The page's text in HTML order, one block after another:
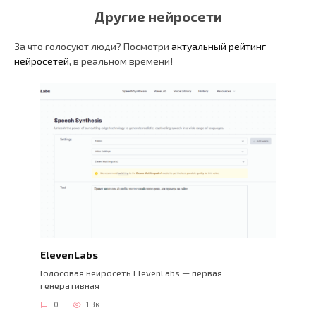
Другие нейросети
За что голосуют люди? Посмотри актуальный рейтинг
нейросетей, в реальном времени!
ElevenLabs
Голосовая нейросеть ElevenLabs — первая
генеративная
0 1.3к.